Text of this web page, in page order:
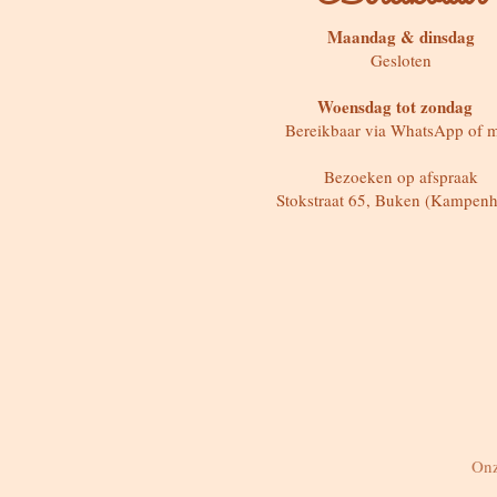
Maandag & dinsdag
Gesloten
Woensdag tot zondag
Bereikbaar via WhatsApp of
Bezoeken op afspraak
Stokstraat 65, Buken